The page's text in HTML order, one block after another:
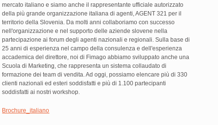
mercato italiano e siamo anche il rappresentante ufficiale autorizzato
della più grande organizzazione italiana di agenti, AGENT 321 per il
territorio della Slovenia. Da molti anni collaboriamo con successo
nell'organizzazione e nel supporto delle aziende slovene nella
partecipazione ai forum degli agenti nazionali e regionali. Sulla base di
25 anni di esperienza nel campo della consulenza e dell'esperienza
accademica del direttore, noi di Fimago abbiamo sviluppato anche una
Scuola di Marketing, che rappresenta un sistema collaudato di
formazione dei team di vendita. Ad oggi, possiamo elencare più di 330
clienti nazionali ed esteri soddisfatti e più di 1.100 partecipanti
soddisfatti ai nostri workshop.
Brochure_italiano